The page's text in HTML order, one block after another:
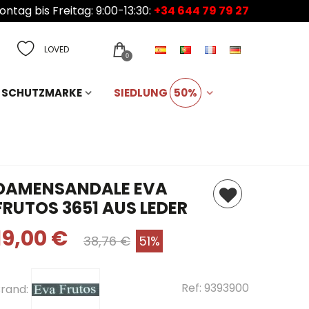
bis Freitag: 9:00-13:30: +34 644 79 79 27
LOVED 0
SCHUTZMARKE SIEDLUNG 50%
EVA
3651 AUS LEDER
€ 38,76 € 51%
Ref: 9393900